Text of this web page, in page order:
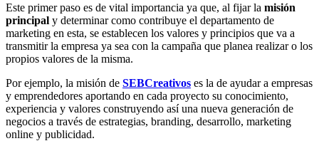
Este primer paso es de vital importancia ya que, al fijar la misión
principal y determinar como contribuye el departamento de
marketing en esta, se establecen los valores y principios que va a
transmitir la empresa ya sea con la campaña que planea realizar o los
propios valores de la misma.
Por ejemplo, la misión de SEBCreativos es la de ayudar a empresas
y emprendedores aportando en cada proyecto su conocimiento,
experiencia y valores construyendo así una nueva generación de
negocios a través de estrategias, branding, desarrollo, marketing
online y publicidad.